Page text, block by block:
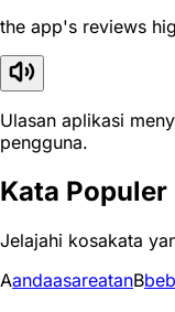
the app's reviews
Ulasan aplikasi
pengguna.
Kata Populer
Jelajahi kosakata
AandaasareatanBbe